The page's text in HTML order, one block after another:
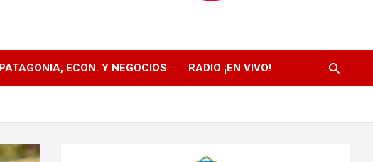
PATAGONIA, ECON. Y NEGOCIOS RADIO ¡EN VIVO!